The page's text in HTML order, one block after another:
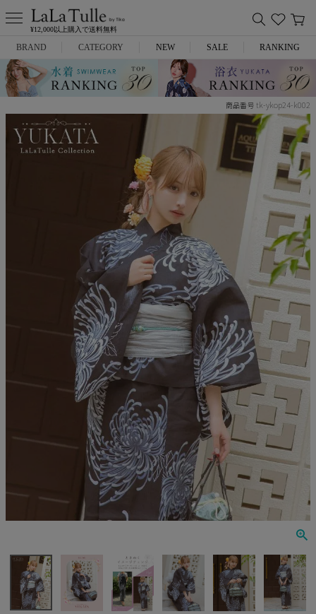
¥12,000以上購入で送料無料
BRAND
Anella
ROBE de FLEURS
JENNNY
COMEX
CATEGORY
ミニドレス
ロングドレス
NEW SALE RANKING
商品番号 tk-ykop24-k002